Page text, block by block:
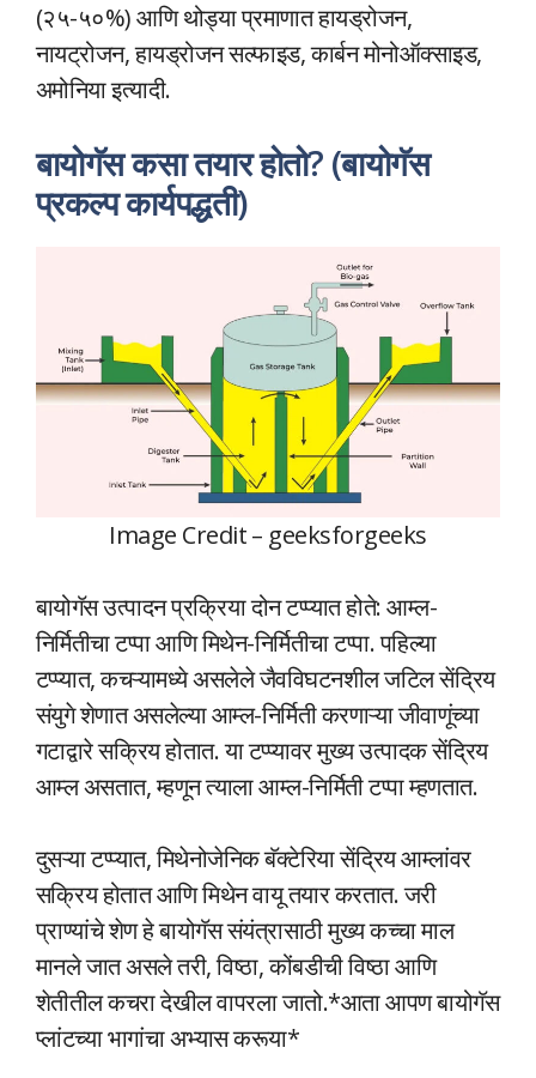
(२५-५०%) आणि थोड्या प्रमाणात हायड्रोजन,
नायट्रोजन, हायड्रोजन सल्फाइड, कार्बन मोनोऑक्साइड,
अमोनिया इत्यादी.
बायोगॅस कसा तयार होतो? (बायोगॅस
प्रकल्प कार्यपद्धती)
Image Credit – geeksforgeeks
बायोगॅस उत्पादन प्रक्रिया दोन टप्प्यात होते: आम्ल-
निर्मितीचा टप्पा आणि मिथेन-निर्मितीचा टप्पा. पहिल्या
टप्प्यात, कचऱ्यामध्ये असलेले जैवविघटनशील जटिल सेंद्रिय
संयुगे शेणात असलेल्या आम्ल-निर्मिती करणाऱ्या जीवाणूंच्या
गटाद्वारे सक्रिय होतात. या टप्प्यावर मुख्य उत्पादक सेंद्रिय
आम्ल असतात, म्हणून त्याला आम्ल-निर्मिती टप्पा म्हणतात.
दुसऱ्या टप्प्यात, मिथेनोजेनिक बॅक्टेरिया सेंद्रिय आम्लांवर
सक्रिय होतात आणि मिथेन वायू तयार करतात. जरी
प्राण्यांचे शेण हे बायोगॅस संयंत्रासाठी मुख्य कच्चा माल
मानले जात असले तरी, विष्ठा, कोंबडीची विष्ठा आणि
शेतीतील कचरा देखील वापरला जातो.*आता आपण बायोगॅस
प्लांटच्या भागांचा अभ्यास करूया*